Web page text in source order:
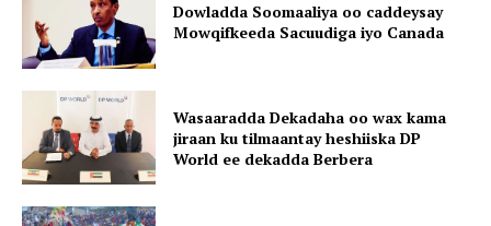
Dowladda Soomaaliya oo caddeysay
Mowqifkeeda Sacuudiga iyo Canada
Wasaaradda Dekadaha oo wax kama
jiraan ku tilmaantay heshiiska DP
World ee dekadda Berbera